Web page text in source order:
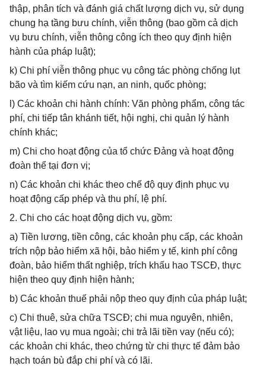
thập, phân tích và đánh giá chất lượng dịch vụ, sử dụng
chung hạ tầng bưu chính, viễn thông (bao gồm cả dịch
vụ bưu chính, viễn thông công ích theo quy định hiện
hành của pháp luật);
k) Chi phí viễn thông phục vụ công tác phòng chống lụt
bão và tìm kiếm cứu nạn, an ninh, quốc phòng;
l) Các khoản chi hành chính: Văn phòng phẩm, công tác
phí, chi tiếp tân khánh tiết, hội nghị, chi quản lý hành
chính khác;
m) Chi cho hoạt động của tổ chức Đảng và hoạt động
đoàn thể tại đơn vị;
n) Các khoản chi khác theo chế độ quy định phục vụ
hoạt động cấp phép và thu phí, lệ phí.
2. Chi cho các hoạt động dịch vụ, gồm:
a) Tiền lương, tiền công, các khoản phụ cấp, các khoản
trích nộp bảo hiểm xã hội, bảo hiểm y tế, kinh phí công
đoàn, bảo hiểm thất nghiệp, trích khấu hao TSCĐ, thực
hiện theo quy định hiện hành;
b) Các khoản thuế phải nộp theo quy định của pháp luật;
c) Chi thuê, sửa chữa TSCĐ; chi mua nguyên, nhiên,
vật liệu, lao vụ mua ngoài; chi trả lãi tiền vay (nếu có);
các khoản chi khác, theo chứng từ chi thực tế đảm bảo
hạch toán bù đắp chi phí và có lãi.